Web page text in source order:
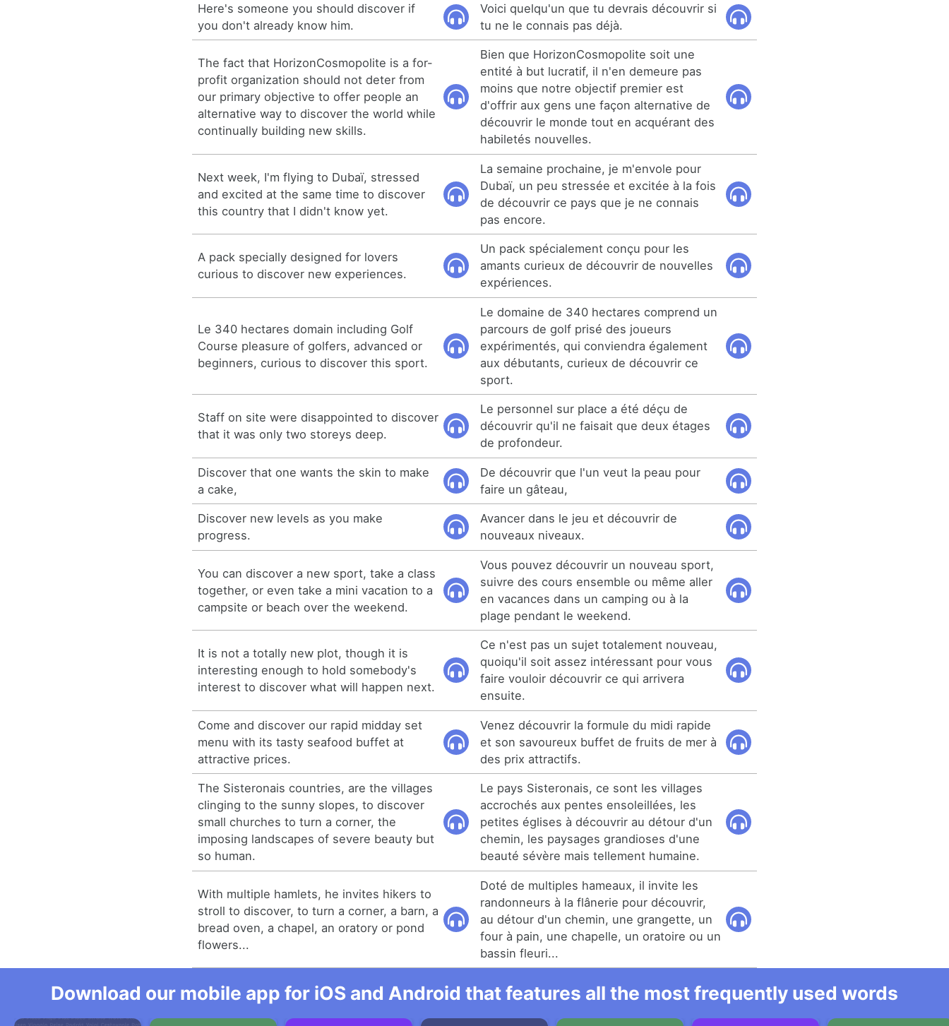
Here's someone you should discover if
you don't already know him.
Voici quelqu'un que tu devrais découvrir si
tu ne le connais pas déjà.
The fact that HorizonCosmopolite is a for-
profit organization should not deter from
our primary objective to offer people an
alternative way to discover the world while
continually building new skills.
Bien que HorizonCosmopolite soit une
entité à but lucratif, il n'en demeure pas
moins que notre objectif premier est
d'offrir aux gens une façon alternative de
découvrir le monde tout en acquérant des
habiletés nouvelles.
Next week, I'm flying to Dubaï, stressed
and excited at the same time to discover
this country that I didn't know yet.
La semaine prochaine, je m'envole pour
Dubaï, un peu stressée et excitée à la fois
de découvrir ce pays que je ne connais
pas encore.
A pack specially designed for lovers
curious to discover new experiences.
Un pack spécialement conçu pour les
amants curieux de découvrir de nouvelles
expériences.
Le 340 hectares domain including Golf
Course pleasure of golfers, advanced or
beginners, curious to discover this sport.
Le domaine de 340 hectares comprend un
parcours de golf prisé des joueurs
expérimentés, qui conviendra également
aux débutants, curieux de découvrir ce
sport.
Staff on site were disappointed to discover
that it was only two storeys deep.
Le personnel sur place a été déçu de
découvrir qu'il ne faisait que deux étages
de profondeur.
Discover that one wants the skin to make
a cake,
De découvrir que l'un veut la peau pour
faire un gâteau,
Discover new levels as you make
progress.
Avancer dans le jeu et découvrir de
nouveaux niveaux.
You can discover a new sport, take a class
together, or even take a mini vacation to a
campsite or beach over the weekend.
Vous pouvez découvrir un nouveau sport,
suivre des cours ensemble ou même aller
en vacances dans un camping ou à la
plage pendant le weekend.
It is not a totally new plot, though it is
interesting enough to hold somebody's
interest to discover what will happen next.
Ce n'est pas un sujet totalement nouveau,
quoiqu'il soit assez intéressant pour vous
faire vouloir découvrir ce qui arrivera
ensuite.
Come and discover our rapid midday set
menu with its tasty seafood buffet at
attractive prices.
Venez découvrir la formule du midi rapide
et son savoureux buffet de fruits de mer à
des prix attractifs.
The Sisteronais countries, are the villages
clinging to the sunny slopes, to discover
small churches to turn a corner, the
imposing landscapes of severe beauty but
so human.
Le pays Sisteronais, ce sont les villages
accrochés aux pentes ensoleillées, les
petites églises à découvrir au détour d'un
chemin, les paysages grandioses d'une
beauté sévère mais tellement humaine.
With multiple hamlets, he invites hikers to
stroll to discover, to turn a corner, a barn, a
bread oven, a chapel, an oratory or pond
flowers...
Doté de multiples hameaux, il invite les
randonneurs à la flânerie pour découvrir,
au détour d'un chemin, une grangette, un
four à pain, une chapelle, un oratoire ou un
bassin fleuri...
Download our mobile app for iOS and Android that features all the most frequently used words